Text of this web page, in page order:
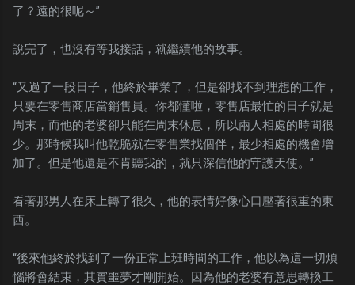
了？遠的很呢～”
說完了，也沒有等我接話，就繼續他的故事。
“又過了一段日子，他終於畢業了，但是卻找不到理想的工作，
只要在零售商店當銷售員。你都懂啦，零售店最忙的日子就是
周末，而他的老婆卻只能在周末休息，所以兩人相處的時間很
少。那時候我叫他乾脆就在零售業找個伴，最少相處的機會增
加了。但是他還是不肯聽我的，就只深信他的守護天使。”
看著那男人在床上轉了很久，他的表情好像心口壓著很重的東
西。
“後來他終於找到了一份正常上班時間的工作，他以為這一切煩
惱將會結束，其實噩夢才剛開始。因為他的老婆有意思轉換工